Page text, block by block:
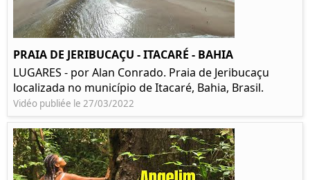
PRAIA DE JERIBUCAÇU - ITACARÉ - BAHIA
LUGARES - por Alan Conrado. Praia de Jeribucaçu
localizada no município de Itacaré, Bahia, Brasil.
Vidéo publiée le 27/03/2022